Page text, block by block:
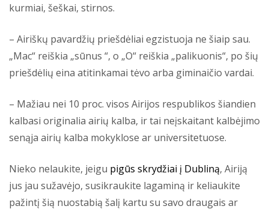
kurmiai, šeškai, stirnos.
– Airiškų pavardžių priešdėliai egzistuoja ne šiaip sau.
„Mac“ reiškia „sūnus “, o „O“ reiškia „palikuonis“, po šių
priešdėlių eina atitinkamai tėvo arba giminaičio vardai.
– Mažiau nei 10 proc. visos Airijos respublikos šiandien
kalbasi originalia airių kalba, ir tai neįskaitant kalbėjimo
senąja airių kalba mokyklose ar universitetuose.
Nieko nelaukite, jeigu pigūs skrydžiai į Dubliną, Airiją
jus jau sužavėjo, susikraukite lagaminą ir keliaukite
pažintį šią nuostabią šalį kartu su savo draugais ar